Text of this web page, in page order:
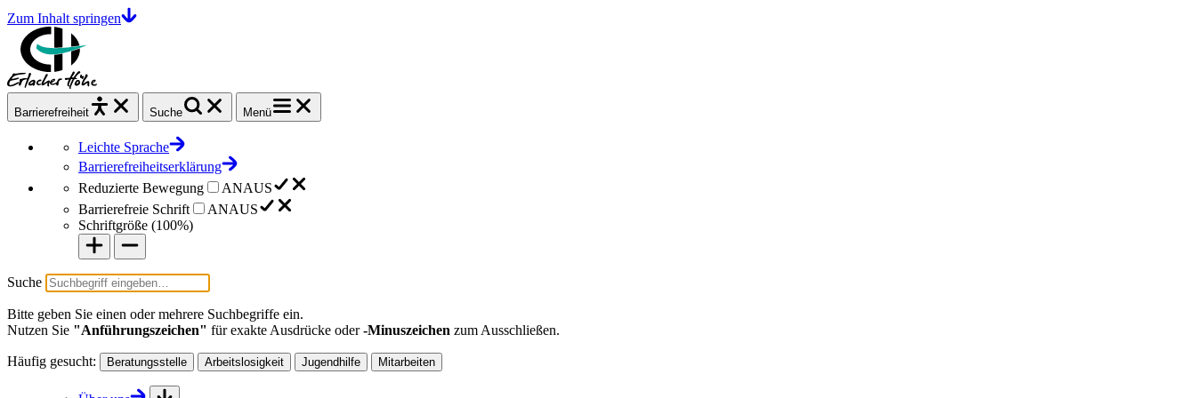
Zum Inhalt springen
Barrierefrei heit Suche Menü
Leichte Sprache
Barrierefreiheitserklärung
Reduzierte Bewegung
ANAUS
Barrierefreie Schrift
ANAUS
Schriftgröße (100%)
Suche
Bitte geben Sie einen oder mehrere Suchbegriffe ein.
Nutzen Sie "Anführungszeichen" für exakte Ausdrücke oder-Minuszeichen zum Ausschließen.
Häufig gesucht: Beratungsstelle Arbeitslosigkeit Jugendhilfe Mitarbeiten